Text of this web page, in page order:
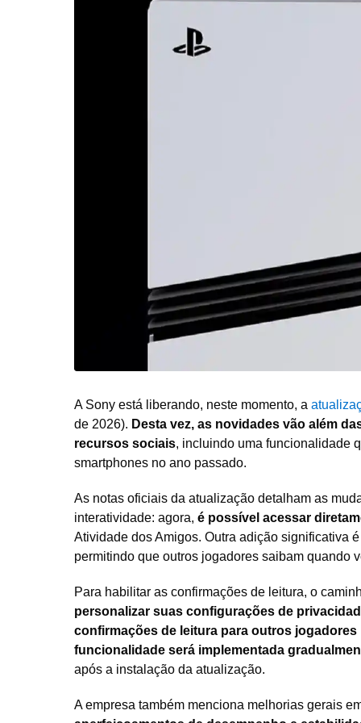
A Sony está liberando, neste momento, a
de 2026). Desta vez, as novidades vão além
recursos sociais, incluindo uma funcionalidade
smartphones no ano passado.
As notas oficiais da atualização detalham as
interatividade: agora, é possível acessar
Atividade dos Amigos. Outra adição significativa
permitindo que outros jogadores saibam quando
Para habilitar as confirmações de leitura, o
personalizar suas configurações de
confirmações de leitura para outros jogadores
funcionalidade será implementada
após a instalação da atualização.
A empresa também menciona melhorias gerais